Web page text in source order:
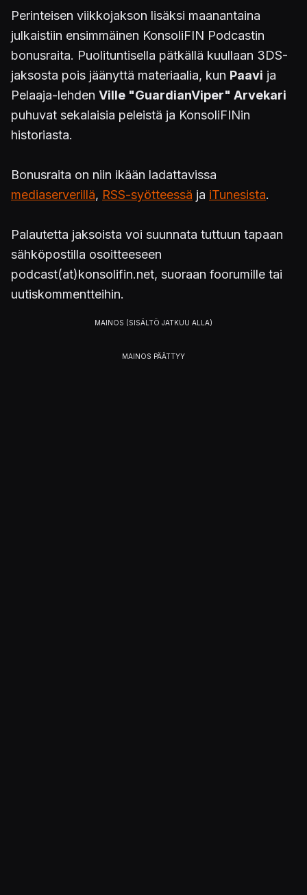
Perinteisen viikkojakson lisäksi maanantaina
julkaistiin ensimmäinen KonsoliFIN Podcastin
bonusraita. Puolituntisella pätkällä kuullaan 3DS-
jaksosta pois jäänyttä materiaalia, kun Paavi ja
Pelaaja-lehden Ville "GuardianViper" Arvekari
puhuvat sekalaisia peleistä ja KonsoliFINin
historiasta.
Bonusraita on niin ikään ladattavissa
mediaserverillä, RSS-syötteessä ja iTunesista.
Palautetta jaksoista voi suunnata tuttuun tapaan
sähköpostilla osoitteeseen
podcast(at)konsolifin.net, suoraan foorumille tai
uutiskommentteihin.